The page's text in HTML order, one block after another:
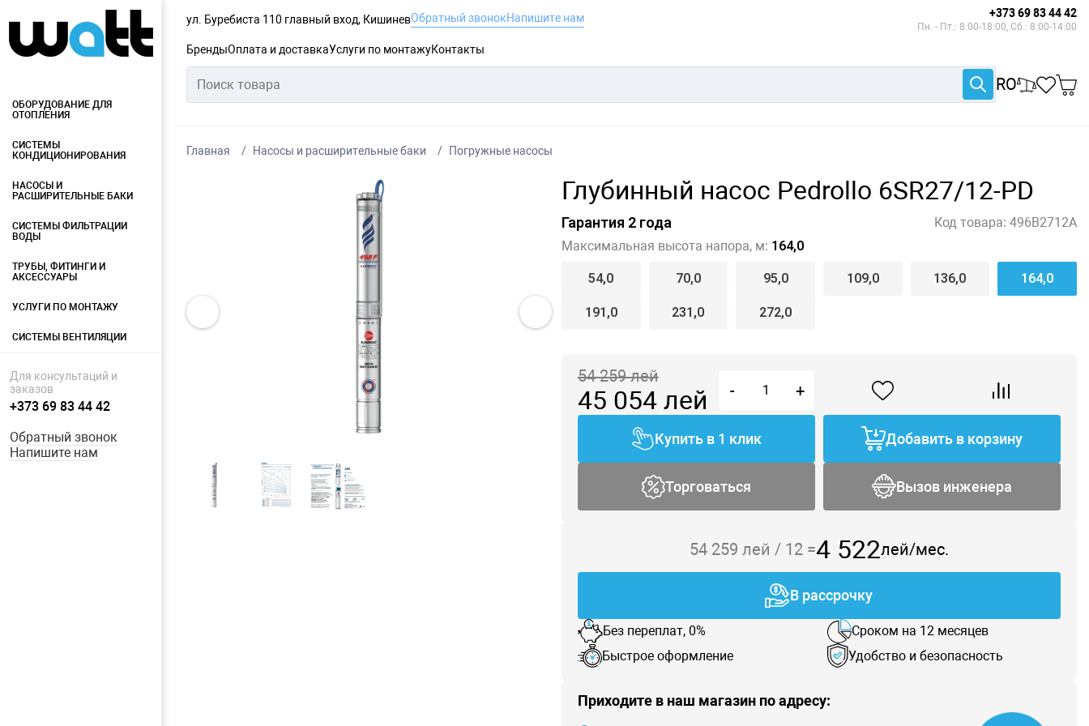
ул. Буребиста 110 главный вход, КишиневОбратный звонокНапишите нам +373 69 83 44 42
Пн. - Пт.: 8:00-18:00, Сб.: 8:00-14:00
БрендыОплата и доставкаУслуги по монтажуКонтакты
RO
ОБОРУДОВАНИЕ ДЛЯ
ОТОПЛЕНИЯ
СИСТЕМЫ
КОНДИЦИОНИРОВАНИЯ
НАСОСЫ И
РАСШИРИТЕЛЬНЫЕ БАКИ
СИСТЕМЫ ФИЛЬТРАЦИИ
ВОДЫ
ТРУБЫ, ФИТИНГИ И
АКСЕССУАРЫ
УСЛУГИ ПО МОНТАЖУ
СИСТЕМЫ ВЕНТИЛЯЦИИ
Для консультаций и
заказов
+373 69 83 44 42
Обратный звонок
Напишите нам
Главная Насосы и расширительные баки Погружные насосы
Глубинный насос Pedrollo 6SR27/12-PD
Гарантия 2 года Код товара: 496B2712A
Максимальная высота напора, м: 164,0
54,0 70,0 95,0 109,0 136,0 164,0
191,0 231,0 272,0
54 259лей
45 054лей - +
Купить в 1 клик Добавить в корзину
Торговаться Вызов инженера
54 259 лей / 12=4 522лей/мес.
В рассрочку
Без переплат, 0%
Сроком на 12 месяцев
Быстрое оформление
Удобство и безопасность
Приходите в наш магазин по адресу: